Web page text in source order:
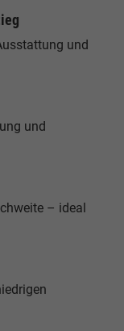
und
und
– ideal